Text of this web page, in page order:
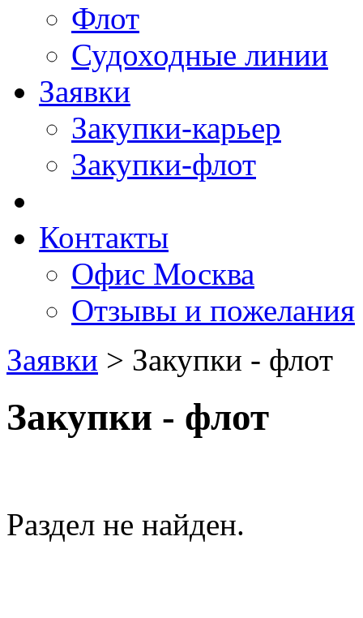
Флот
Судоходные линии
Заявки
Закупки-карьер
Закупки-флот
Контакты
Офис Москва
Отзывы и пожелания
Заявки > Закупки - флот
Закупки - флот
Раздел не найден.